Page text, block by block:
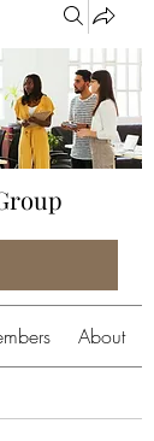
About